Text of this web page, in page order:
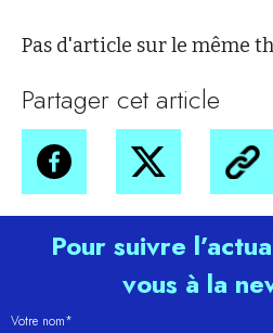
Pas d'article sur le même
Partager cet article
Pour suivre
vous à la
Votre nom*